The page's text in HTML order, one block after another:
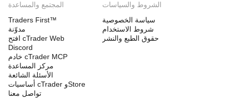
المجتمع والمساعدة
Traders First™
مدوّنة
افتح cTrader Web
Discord
خادم cTrader MCP
مركز المساعدة
الأسئلة الشائعة
أساسيات cTrader وStore
تواصل معنا
الشروط والسياسات
سياسة الخصوصية
شروط الاستخدام
حقوق الطبع والنشر